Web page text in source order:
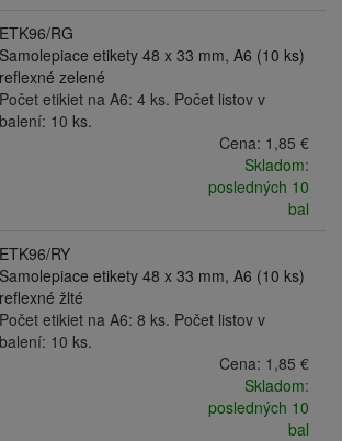
ETK96/RG
Samolepiace etikety 48 x 33 mm, A6 (10 ks)
reflexné zelené
Počet etikiet na A6: 4 ks. Počet listov v
balení: 10 ks.
Cena: 1,85 €
Skladom:
posledných 10
bal
ETK96/RY
Samolepiace etikety 48 x 33 mm, A6 (10 ks)
reflexné žlté
Počet etikiet na A6: 8 ks. Počet listov v
balení: 10 ks.
Cena: 1,85 €
Skladom:
posledných 10
bal